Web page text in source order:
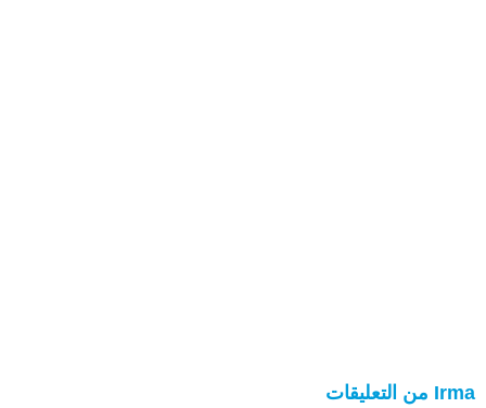
Irma من التعليقات